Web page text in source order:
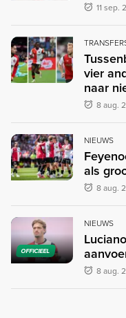
11 sep.
vier
naar
8 aug.
NIEUWS
als
8 aug.
OFFICIEEL
NIEUWS
8 aug.